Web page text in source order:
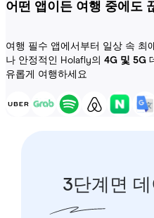
어떤 앱이든 여행 중에도
여행 필수 앱에서부터 일상 속 최
나 안정적인 Holafly의 4G 및 5G
유롭게 여행하세요
3단계면